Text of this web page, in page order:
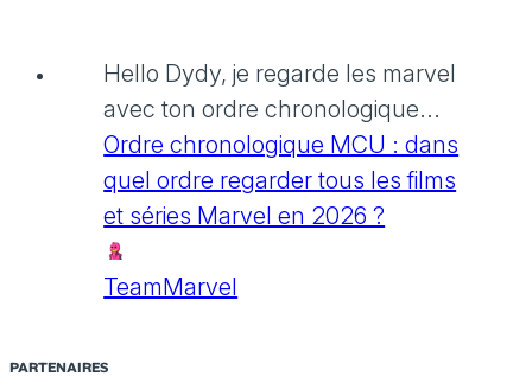
Hello Dydy, je regarde les marvel
avec ton ordre chronologique...
Ordre chronologique MCU : dans
quel ordre regarder tous les films
et séries Marvel en 2026 ?
TeamMarvel
PARTENAIRES